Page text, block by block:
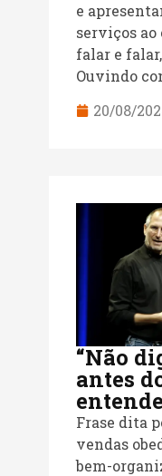
e
serviços
falar e
Ouvindo
20/08/
“Não
antes
Frase dita
vendas
bem-